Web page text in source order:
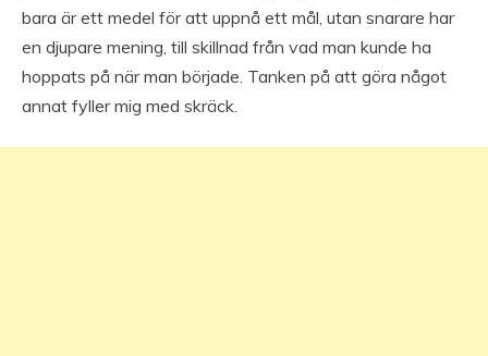
bara är ett medel för att uppnå ett mål, utan snarare har
en djupare mening, till skillnad från vad man kunde ha
hoppats på när man började. Tanken på att göra något
annat fyller mig med skräck.